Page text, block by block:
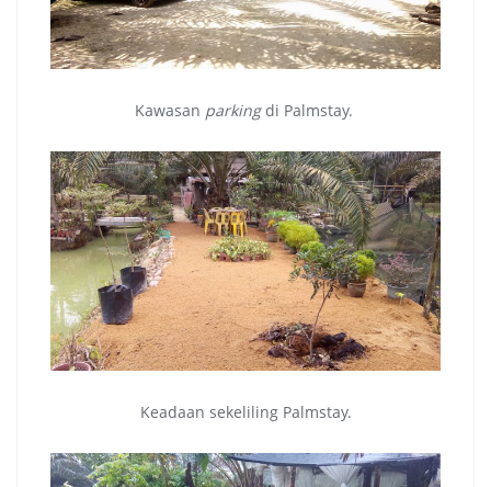
Kawasan parkingdi Palmstay.
Keadaan sekeliling Palmstay.